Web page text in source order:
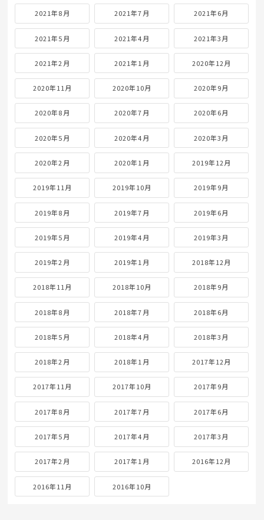
2021年8月 2021年7月 2021年6月
2021年5月 2021年4月 2021年3月
2021年2月 2021年1月 2020年12月
2020年11月 2020年10月 2020年9月
2020年8月 2020年7月 2020年6月
2020年5月 2020年4月 2020年3月
2020年2月 2020年1月 2019年12月
2019年11月 2019年10月 2019年9月
2019年8月 2019年7月 2019年6月
2019年5月 2019年4月 2019年3月
2019年2月 2019年1月 2018年12月
2018年11月 2018年10月 2018年9月
2018年8月 2018年7月 2018年6月
2018年5月 2018年4月 2018年3月
2018年2月 2018年1月 2017年12月
2017年11月 2017年10月 2017年9月
2017年8月 2017年7月 2017年6月
2017年5月 2017年4月 2017年3月
2017年2月 2017年1月 2016年12月
2016年11月 2016年10月